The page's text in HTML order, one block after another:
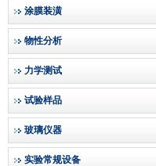
涂膜装潢
物性分析
力学测试
试验样品
玻璃仪器
实验常规设备